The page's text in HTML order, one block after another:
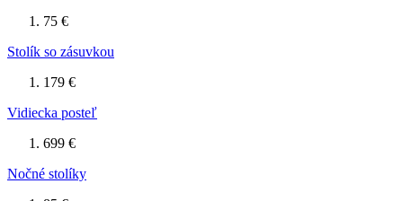
75 €
Stolík so zásuvkou
179 €
Vidiecka posteľ
699 €
Nočné stolíky